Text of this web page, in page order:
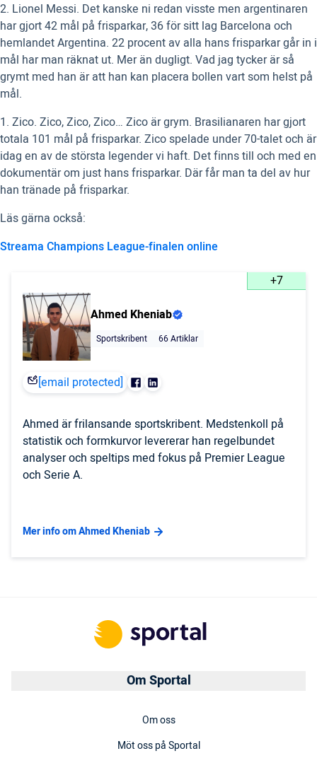
2. Lionel Messi. Det kanske ni redan visste men argentinaren
har gjort 42 mål på frisparkar, 36 för sitt lag Barcelona och
hemlandet Argentina. 22 procent av alla hans frisparkar går in i
mål har man räknat ut. Mer än dugligt. Vad jag tycker är så
grymt med han är att han kan placera bollen vart som helst på
mål.
1. Zico. Zico, Zico, Zico… Zico är grym. Brasilianaren har gjort
totala 101 mål på frisparkar. Zico spelade under 70-talet och är
idag en av de största legender vi haft. Det finns till och med en
dokumentär om just hans frisparkar. Där får man ta del av hur
han tränade på frisparkar.
Läs gärna också:
Streama Champions League-finalen online
+7
Ahmed Kheniab
Sportskribent 66 Artiklar
[email protected]
Ahmed är frilansande sportskribent. Medstenkoll på
statistik och formkurvor levererar han regelbundet
analyser och speltips med fokus på Premier League
och Serie A.
Mer info om Ahmed Kheniab
Om Sportal
Om oss
Möt oss på Sportal